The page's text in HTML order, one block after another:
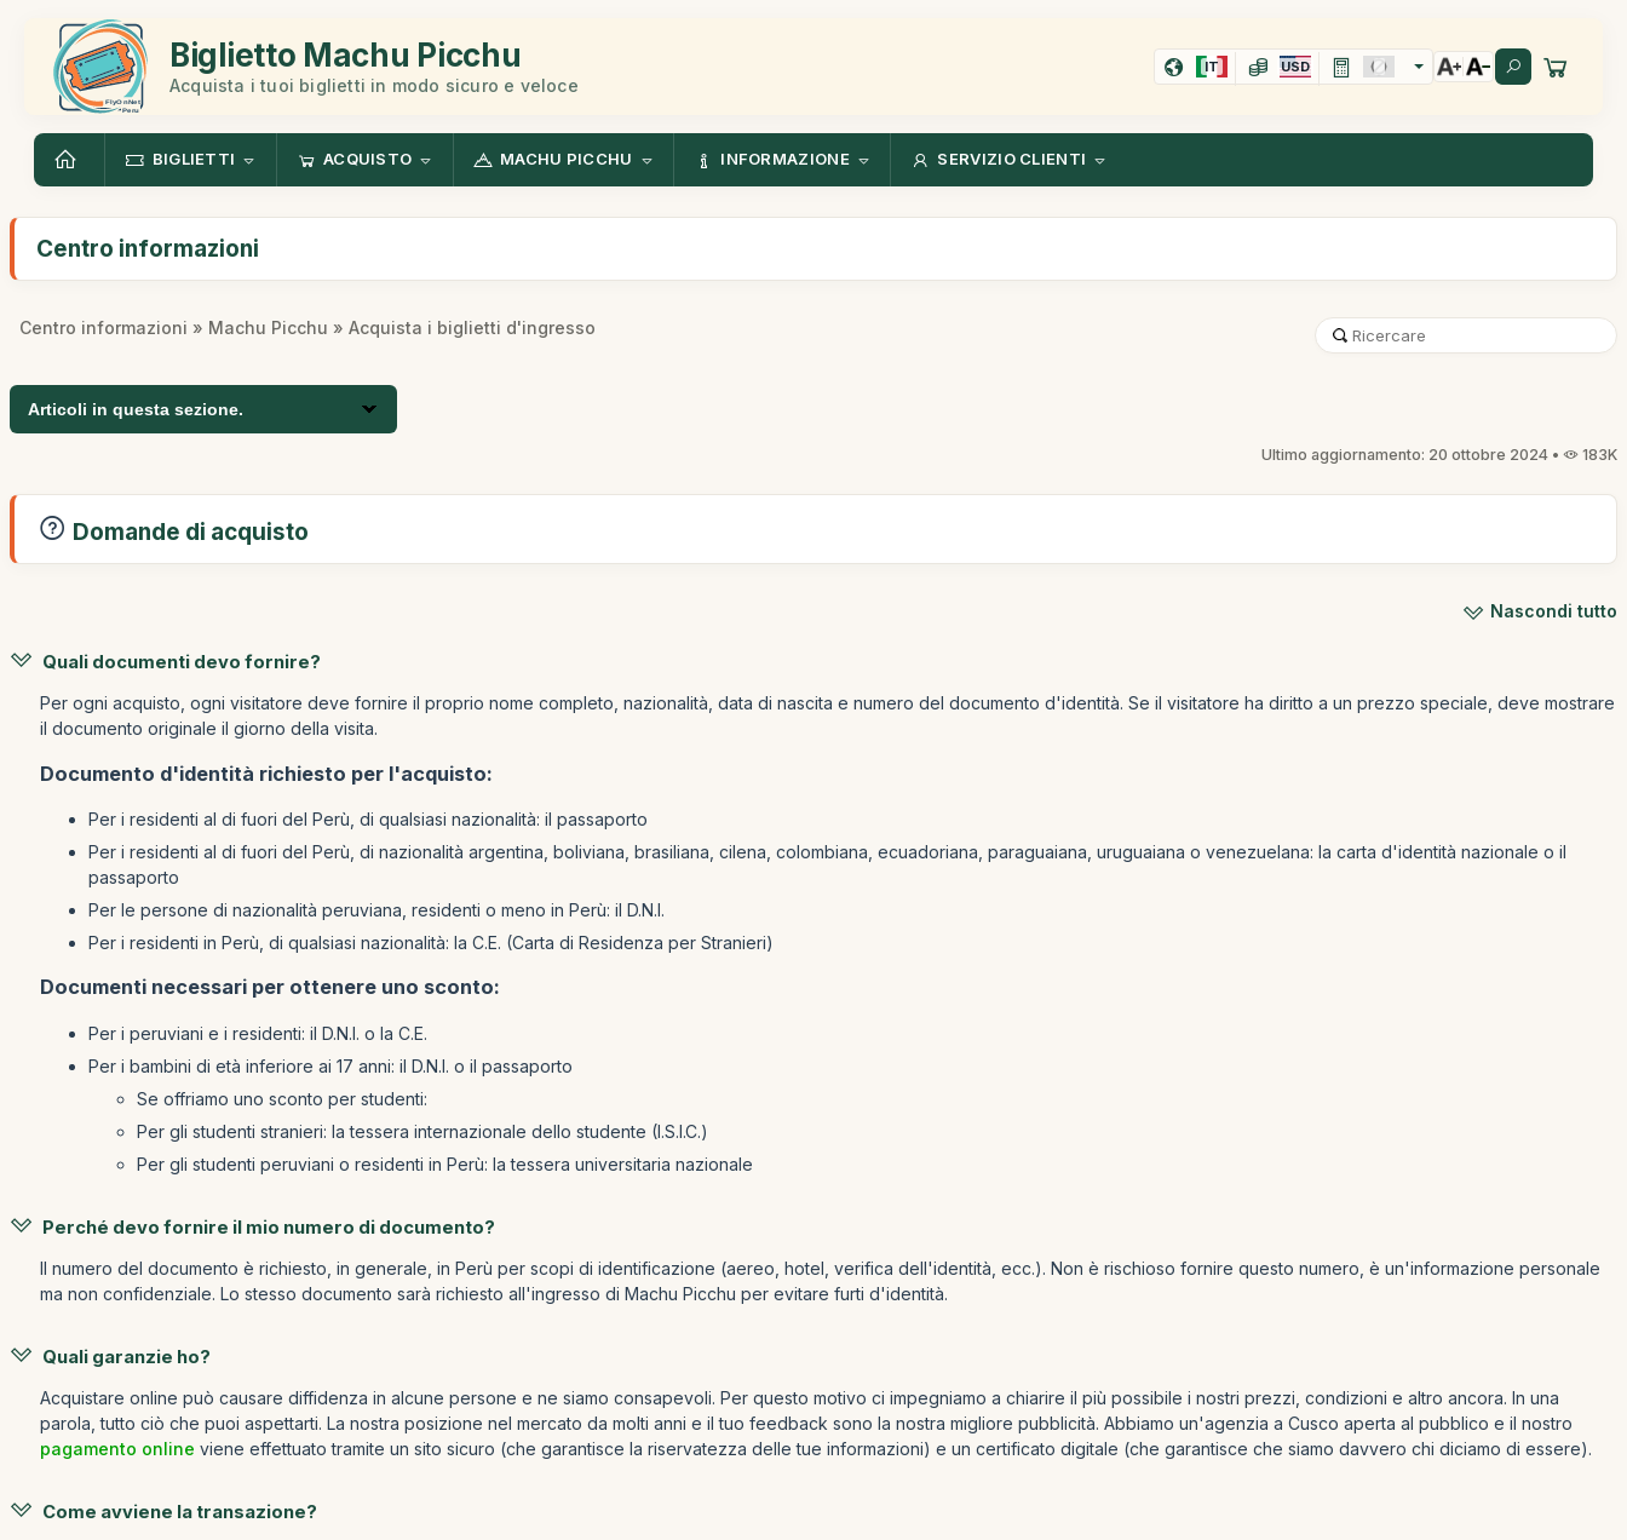
Biglietto Machu Picchu
Acquista i tuoi biglietti in modo sicuro e veloce
IT USD
BIGLIETTI ACQUISTO MACHU PICCHU INFORMAZIONE SERVIZIO CLIENTI
Centro informazioni
Centro informazioni » Machu Picchu » Acquista i biglietti d'ingresso
Articoli in questa sezione.
Ultimo aggiornamento: 20 ottobre 2024 • 183K
Domande di acquisto
Nascondi tutto
Quali documenti devo fornire?
Per ogni acquisto, ogni visitatore deve fornire il proprio nome completo, nazionalità, data di nascita e numero del documento d'identità. Se il visitatore ha diritto a un prezzo speciale, deve mostrare
il documento originale il giorno della visita.
Documento d'identità richiesto per l'acquisto:
Per i residenti al di fuori del Perù, di qualsiasi nazionalità: il passaporto
Per i residenti al di fuori del Perù, di nazionalità argentina, boliviana, brasiliana, cilena, colombiana, ecuadoriana, paraguaiana, uruguaiana o venezuelana: la carta d'identità nazionale o il
passaporto
Per le persone di nazionalità peruviana, residenti o meno in Perù: il D.N.I.
Per i residenti in Perù, di qualsiasi nazionalità: la C.E. (Carta di Residenza per Stranieri)
Documenti necessari per ottenere uno sconto:
Per i peruviani e i residenti: il D.N.I. o la C.E.
Per i bambini di età inferiore ai 17 anni: il D.N.I. o il passaporto
Se offriamo uno sconto per studenti:
Per gli studenti stranieri: la tessera internazionale dello studente (I.S.I.C.)
Per gli studenti peruviani o residenti in Perù: la tessera universitaria nazionale
Perché devo fornire il mio numero di documento?
Il numero del documento è richiesto, in generale, in Perù per scopi di identificazione (aereo, hotel, verifica dell'identità, ecc.). Non è rischioso fornire questo numero, è un'informazione personale
ma non confidenziale. Lo stesso documento sarà richiesto all'ingresso di Machu Picchu per evitare furti d'identità.
Quali garanzie ho?
Acquistare online può causare diffidenza in alcune persone e ne siamo consapevoli. Per questo motivo ci impegniamo a chiarire il più possibile i nostri prezzi, condizioni e altro ancora. In una
parola, tutto ciò che puoi aspettarti. La nostra posizione nel mercato da molti anni e il tuo feedback sono la nostra migliore pubblicità. Abbiamo un'agenzia a Cusco aperta al pubblico e il nostro
pagamento online viene effettuato tramite un sito sicuro (che garantisce la riservatezza delle tue informazioni) e un certificato digitale (che garantisce che siamo davvero chi diciamo di essere).
Come avviene la transazione?